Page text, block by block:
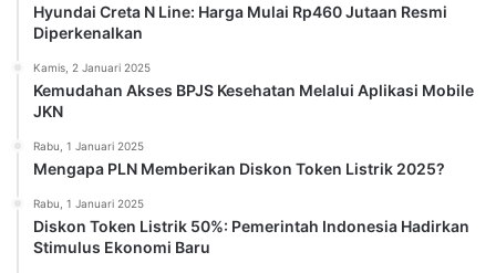
Hyundai Creta N Line: Harga Mulai Rp460 Jutaan Resmi
Diperkenalkan
Kamis, 2 Januari 2025
Kemudahan Akses BPJS Kesehatan Melalui Aplikasi Mobile
JKN
Rabu, 1 Januari 2025
Mengapa PLN Memberikan Diskon Token Listrik 2025?
Rabu, 1 Januari 2025
Diskon Token Listrik 50%: Pemerintah Indonesia Hadirkan
Stimulus Ekonomi Baru